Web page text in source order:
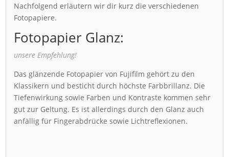
Nachfolgend erläutern wir dir kurz die verschiedenen
Fotopapiere.
Fotopapier Glanz:
unsere Empfehlung!
Das glänzende Fotopapier von Fujifilm gehört zu den
Klassikern und besticht durch höchste Farbbrillanz. Die
Tiefenwirkung sowie Farben und Kontraste kommen sehr
gut zur Geltung. Es ist allerdings durch den Glanz auch
anfällig für Fingerabdrücke sowie Lichtreflexionen.